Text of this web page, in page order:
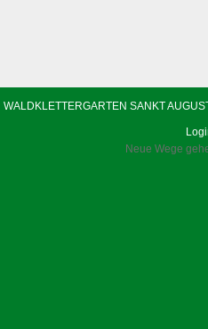
WALDKLETTERGARTEN SANKT
Neue Wege